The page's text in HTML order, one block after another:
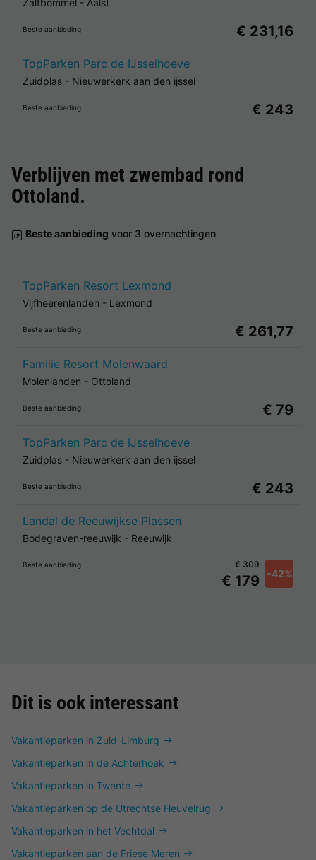
Zaltbommel - Aalst
Beste aanbieding € 231,16
TopParken Parc de IJsselhoeve
Zuidplas - Nieuwerkerk aan den ijssel
Beste aanbieding € 243
Verblijven met zwembad rond
Ottoland.
Beste aanbieding voor 3 overnachtingen
TopParken Resort Lexmond
Vijfheerenlanden - Lexmond
Beste aanbieding € 261,77
Familie Resort Molenwaard
Molenlanden - Ottoland
Beste aanbieding € 79
TopParken Parc de IJsselhoeve
Zuidplas - Nieuwerkerk aan den ijssel
Beste aanbieding € 243
Landal de Reeuwijkse Plassen
Bodegraven-reeuwijk - Reeuwijk
Beste aanbieding
€ 179 -42%
€ 309
Dit is ook interessant
Vakantieparken in Zuid-Limburg
Vakantieparken in de Achterhoek
Vakantieparken in Twente
Vakantieparken op de Utrechtse Heuvelrug
Vakantieparken in het Vechtdal
Vakantieparken aan de Friese Meren